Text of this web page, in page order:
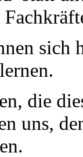
sich
die
uns,